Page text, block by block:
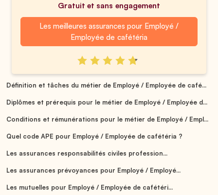
Gratuit et sans engagement
Les meilleures assurances pour Employé /
Employée de cafétéria
Définition et tâches du métier de Employé / Employée de café...
Diplômes et prérequis pour le métier de Employé / Employée d...
Conditions et rémunérations pour le métier de Employé / Empl...
Quel code APE pour Employé / Employée de cafétéria ?
Les assurances responsabilités civiles profession...
Les assurances prévoyances pour Employé / Employé...
Les mutuelles pour Employé / Employée de cafétéri...